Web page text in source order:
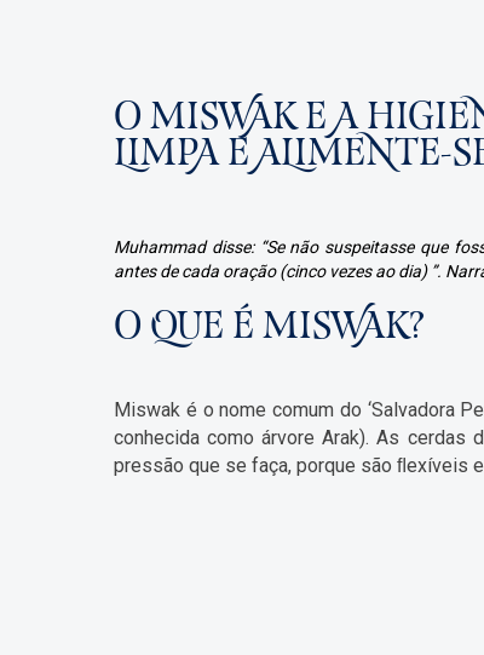
O MISWAK E A
LIMPA E ALIMENTE-
Muhammad disse: “Se não suspeitasse que
antes de cada oração (cinco vezes ao dia) ”.
O QUE É MISWAK?
Miswak é o nome comum do ‘Salvadora
conhecida como árvore Arak). As
pressão que se faça, porque são ﬂexíveis